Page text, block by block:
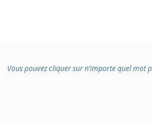
Vous pouvez cliquer sur n’importe quel mot